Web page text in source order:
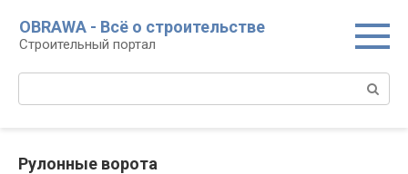
контенту
OBRAWA - Всё о строительстве
Строительный портал
Рулонные ворота